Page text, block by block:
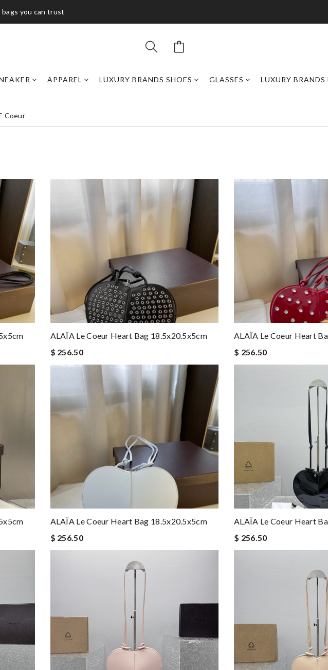
you can trust
APPAREL LUXURY BRANDS SHOES GLASSES LUXURY BRANDS
Coeur
ALAÏA Le Coeur Heart Bag 18.5x20.5x5cm
$ 256.50
ALAÏA Le Coeur Heart
$ 256.50
ALAÏA Le Coeur Heart Bag 18.5x20.5x5cm
$ 256.50
ALAÏA Le Coeur Heart
$ 256.50